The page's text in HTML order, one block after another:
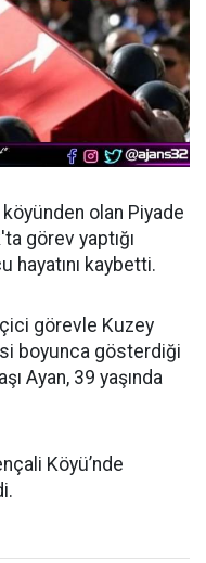
olan Piyade
görev yaptığı
hayatını kaybetti.
görevle Kuzey
boyunca gösterdiği
Ayan, 39 yaşında
Köyü’nde